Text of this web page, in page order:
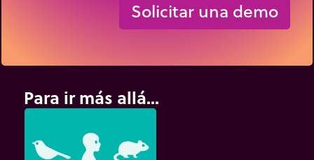
Solicitar una demo
Para ir más allá...